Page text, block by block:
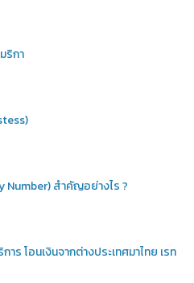
ริกา
Number) สำคัญอย่างไร ?
ร โอนเงินจากต่างประเทศมาไทย เรท